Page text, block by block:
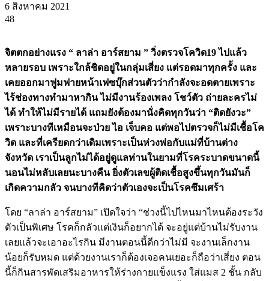
6 สิงหาคม 2021
48
จิตตกอย่างแรง “ ลาล่า อาร์สยาม ” วิ่งตรวจโควิด19 ไปแล้ว
หลายรอบ เพราะใกล้ชิดอยู่ในกลุ่มเสี่ยง แต่รอดมาทุกครั้ง และ
เคยออกมาฟูมฟายหน้าเฟซบุ๊กส่วนตัวว่ากำลังจะอดตายเพราะ
ไร้ช่องทางทำมาหากิน ไม่มีงานร้องเพลง โชว์ตัว ถ่ายละครไม่
ได้ ทำให้ไม่มีรายได้ แถมยังต้องมานั่งคิดทุกวันว่า “ติดยังวะ”
เพราะบางทีเหมือนจะป่วย ไอ เจ็บคอ แต่พอไปตรวจก็ไม่มีเชื้อโค
วิด และที่เครียดกว่าเดิมเพราะเป็นห่วงพ่อกับแม่ที่บ้านต่าง
จังหวัด เราเป็นลูกไม่ได้อยู่ดูแลท่านในยามที่โรคระบาดขนาดนี้
นอนไม่หลับเลยนะบางคืน ยิ่งตัวเลขผู้ติดเชื้อสูงขึ้นทุกวันมันก็
เกิดความกลัว จนบางทีคิดว่าตัวเองจะเป็นโรคซึมเศร้า
โดย “ลาล่า อาร์สยาม” เปิดใจว่า “ช่วงนี้ไปไหนมาไหนต้องระวัง
ตัวเป็นพิเศษ โรคก็กลัวแต่เงินก็อยากได้ จะอยู่แต่บ้านไม่รับงาน
เลยแล้วจะเอาอะไรกิน มีงานตอนนี้ดีกว่าไม่มี จะงานเล็กงาน
น้อยก็รับหมด แต่ด้วยงานเราก็ต้องเจอคนเยอะก็ถือว่าเสี่ยง ตอน
นี้ก็กินสารพัดเสริมอาหารให้ร่างกายแข็งแรง ใส่แมส 2 ชั้น กลับ